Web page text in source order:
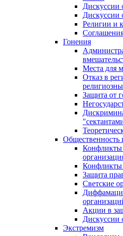
Дискуссии
Дискуссии
Религии и
Гонения
Места для
Отказ в
Защита от
Конфликты
Конфликты
Защита
Светские
Акции в
Дискуссии
Экстремизм